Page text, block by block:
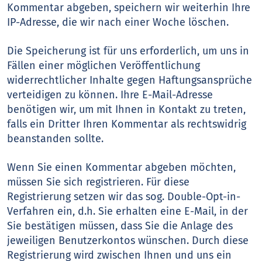
Kommentar abgeben, speichern wir weiterhin Ihre
IP-Adresse, die wir nach einer Woche löschen.
Die Speicherung ist für uns erforderlich, um uns in
Fällen einer möglichen Veröffentlichung
widerrechtlicher Inhalte gegen Haftungsansprüche
verteidigen zu können. Ihre E-Mail-Adresse
benötigen wir, um mit Ihnen in Kontakt zu treten,
falls ein Dritter Ihren Kommentar als rechtswidrig
beanstanden sollte.
Wenn Sie einen Kommentar abgeben möchten,
müssen Sie sich registrieren. Für diese
Registrierung setzen wir das sog. Double-Opt-in-
Verfahren ein, d.h. Sie erhalten eine E-Mail, in der
Sie bestätigen müssen, dass Sie die Anlage des
jeweiligen Benutzerkontos wünschen. Durch diese
Registrierung wird zwischen Ihnen und uns ein